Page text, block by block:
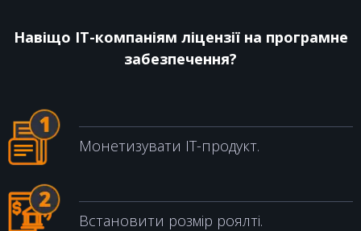
Навіщо IT-компаніям ліцензії на програмне
забезпечення?
Монетизувати IT-продукт.
Встановити розмір роялті.